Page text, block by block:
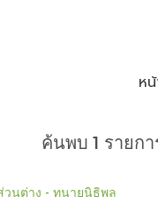
ห
ค้นพบ 1 รายก
นต่าง - ทนายนิธิพล